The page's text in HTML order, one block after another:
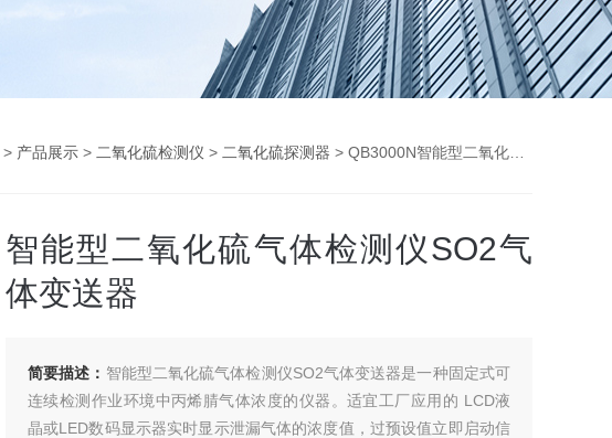
> 产品展示 > 二氧化硫检测仪 > 二氧化硫探测器 > QB3000N智能型二氧化硫气体检测仪SO2气体变送器
智能型二氧化硫气体检测仪SO2气
体变送器
简要描述： 智能型二氧化硫气体检测仪SO2气体变送器是一种固定式可
连续检测作业环境中丙烯腈气体浓度的仪器。适宜工厂应用的 LCD液
晶或LED数码显示器实时显示泄漏气体的浓度值，过预设值立即启动信